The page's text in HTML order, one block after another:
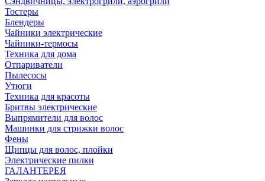
Тостеры
Блендеры
Чайники электрические
Чайники-термосы
Техника для дома
Отпариватели
Пылесосы
Утюги
Техника для красоты
Бритвы электрические
Выпрямители для волос
Машинки для стрижки волос
Фены
Щипцы для волос, плойки
Электрические пилки
ГАЛАНТЕРЕЯ